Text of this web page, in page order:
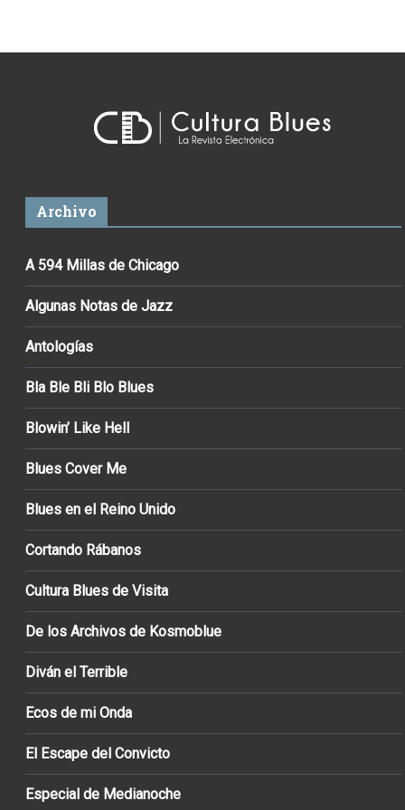
Archivo
A 594 Millas de Chicago
Algunas Notas de Jazz
Antologías
Bla Ble Bli Blo Blues
Blowin’ Like Hell
Blues Cover Me
Blues en el Reino Unido
Cortando Rábanos
Cultura Blues de Visita
De los Archivos de Kosmoblue
Diván el Terrible
Ecos de mi Onda
El Escape del Convicto
Especial de Medianoche